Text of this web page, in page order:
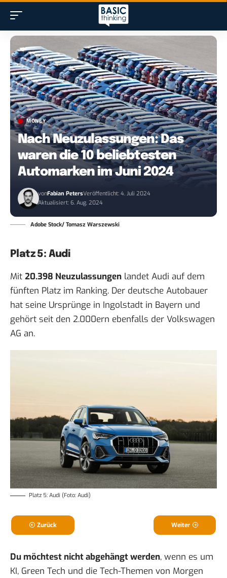
MONEY
Nach Neuzulassungen: Das
waren die 10 beliebtesten
Automarken im Juni 2024
vonFabian PetersVeröffentlicht: 4. Juli 2024
Aktualisiert: 6. Aug. 2024
Adobe Stock/ Tomasz Warszewski
Platz 5: Audi
Mit 20.398 Neuzulassungen landet Audi auf dem
fünften Platz im Ranking. Der deutsche Autobauer
hat seine Ursprünge in Ingolstadt in Bayern und
gehört seit den 2.000ern ebenfalls der Volkswagen
AG an.
Platz 5: Audi (Foto: Audi)
Zurück Weiter
Du möchtest nicht abgehängt werden, wenn es um
KI, Green Tech und die Tech-Themen von Morgen